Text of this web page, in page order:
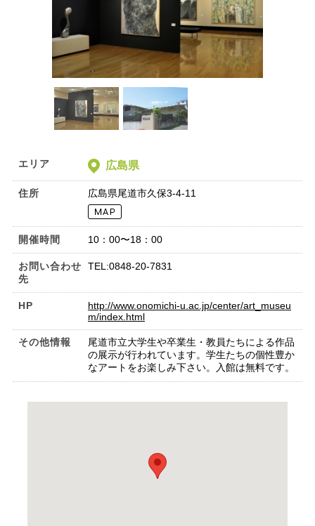
エリア 広島県
住所 広島県尾道市久保3-4-11
開催時間 10：00〜18：00
お問い合わせ
先
TEL:0848-20-7831
HP
http://www.onomichi-u.ac.jp/center/art_museu
m/index.html
その他情報
尾道市立大学生や卒業生・教員たちによる作品
の展示が行われています。学生たちの個性豊か
なアートをお楽しみ下さい。入館は無料です。